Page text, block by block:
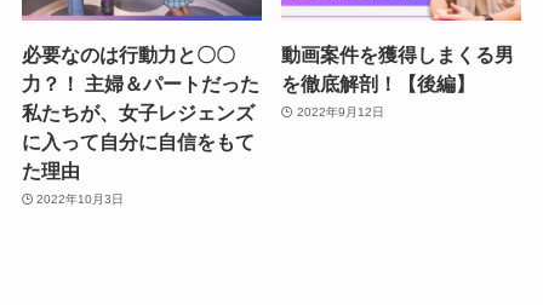
必要なのは行動力と〇〇
力？！ 主婦＆パートだった
私たちが、女子レジェンズ
に入って自分に自信をもて
た理由
2022年10月3日
動画案件を獲得しまくる男
を徹底解剖！【後編】
2022年9月12日